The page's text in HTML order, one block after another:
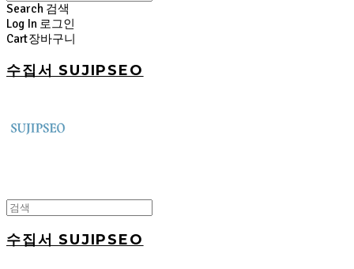
Search 검색
Log In 로그인
Cart장바구니
수집서 SUJIPSEO
수집서 SUJIPSEO